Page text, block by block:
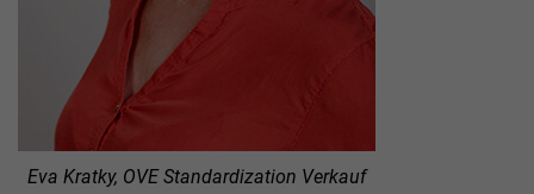
Eva Kratky, OVE Standardization Verkauf